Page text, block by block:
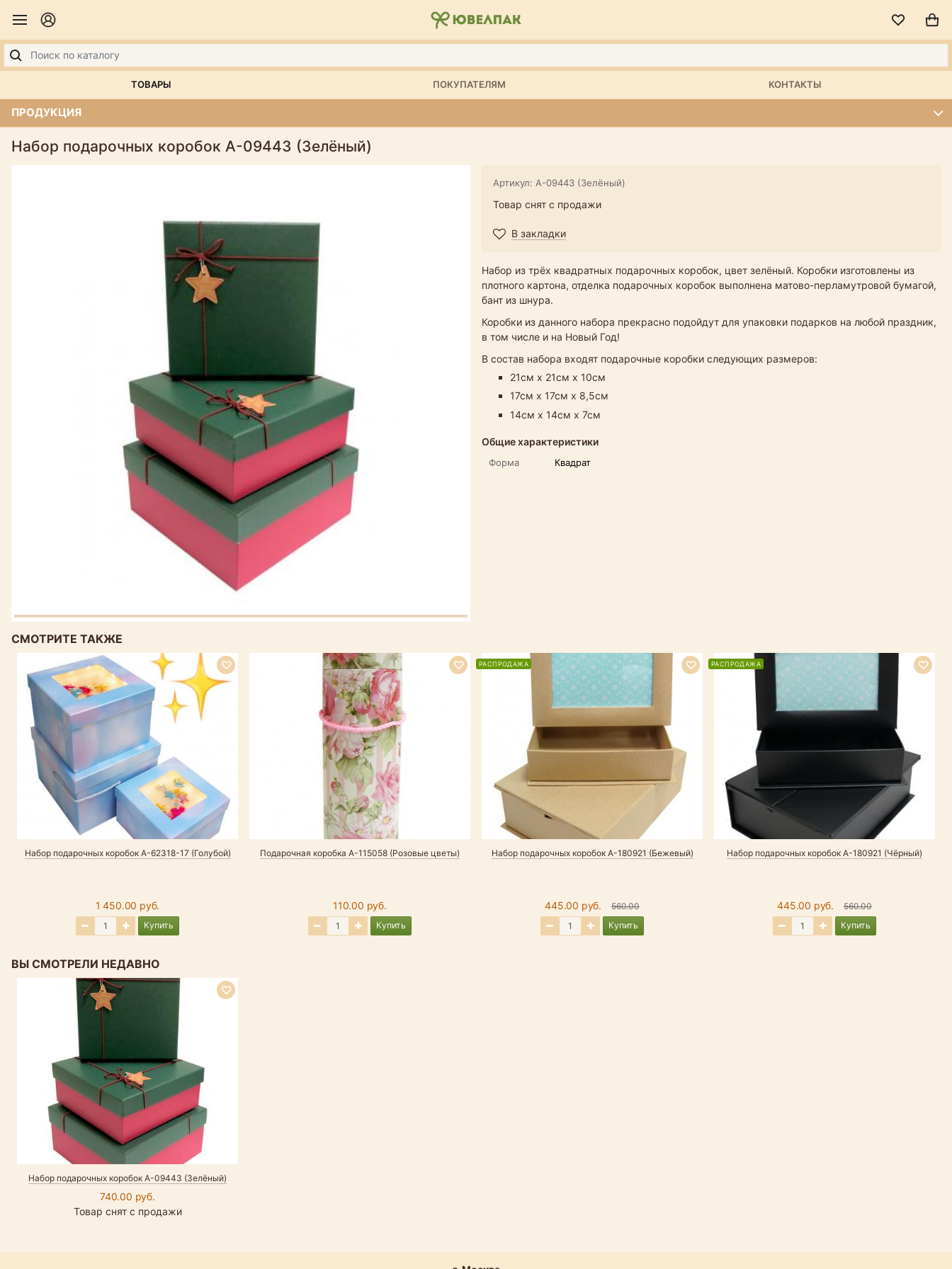
ТОВАРЫ ПОКУПАТЕЛЯМ КОНТАКТЫ
ПРОДУКЦИЯ
Набор подарочных коробок А-09443 (Зелёный)
Артикул: А-09443 (Зелёный)
Товар снят с продажи
В закладки
Набор из трёх квадратных подарочных коробок, цвет зелёный. Коробки изготовлены из
плотного картона, отделка подарочных коробок выполнена матово-перламутровой бумагой,
бант из шнура.
Коробки из данного набора прекрасно подойдут для упаковки подарков на любой праздник,
в том числе и на Новый Год!
В состав набора входят подарочные коробки следующих размеров:
21см х 21см х 10см
17см х 17см х 8,5см
14см х 14см х 7см
Общие характеристики
Форма Квадрат
СМОТРИТЕ ТАКЖЕ
Набор подарочных коробок А-62318-17 (Голубой)
1 450.00 руб.
Купить
Подарочная коробка А-115058 (Розовые цветы)
110.00 руб.
Купить
Набор подарочных коробок А-180921 (Бежевый)
445.00 руб.
560.00
Купить
РАСПРОДАЖА
Набор подарочных коробок А-180921 (Чёрный)
445.00 руб.
560.00
Купить
РАСПРОДАЖА
ВЫ СМОТРЕЛИ НЕДАВНО
Набор подарочных коробок А-09443 (Зелёный)
740.00 руб.
Товар снят с продажи